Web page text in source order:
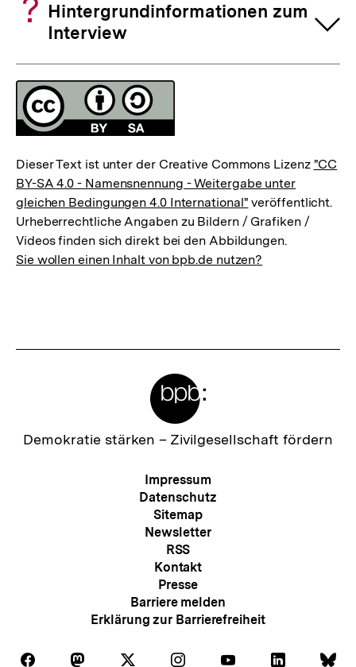
Hintergrundinformationen zum
Interview
Fussnoten
Lizenz
Dieser Text ist unter der Creative Commons Lizenz "CC
BY-SA 4.0 - Namensnennung - Weitergabe unter
gleichen Bedingungen 4.0 International" veröffentlicht.
Urheberrechtliche Angaben zu Bildern / Grafiken /
Videos finden sich direkt bei den Abbildungen.
Sie wollen einen Inhalt von bpb.de nutzen?
Zur
Demokratie stärken – Zivilgesellschaft fördern
Meta-
Navigation
Impressum
Datenschutz
Sitemap
Newsletter
RSS
Kontakt
Presse
Barriere melden
Erklärung zur Barrierefreiheit
Auf Auf